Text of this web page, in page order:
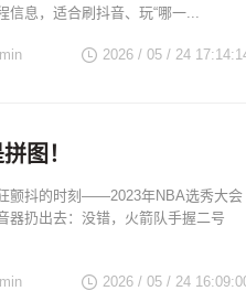
信息，适合刷抖音、玩“哪一...
2026 / 05 / 24
图！
颤抖的时刻——2023年NBA选秀大会
器扔出去：没错，火箭队手握二号
2026 / 05 / 24